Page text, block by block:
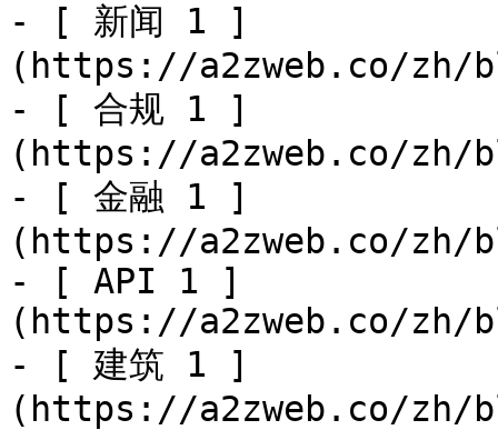
- [ 新闻 1 ]
(https://a2zweb.co/zh/
- [ 合规 1 ]
(https://a2zweb.co/zh/
- [ 金融 1 ]
(https://a2zweb.co/zh/
- [ API 1 ]
(https://a2zweb.co/zh/
- [ 建筑 1 ]
(https://a2zweb.co/zh/